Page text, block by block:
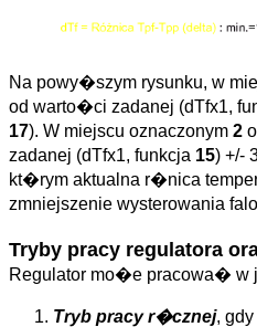
Na powy�szym rysunku, w
od warto�ci zadanej (dTfx1,
17). W miejscu oznaczonym 2
zadanej (dTfx1, funkcja 15) +/-
kt�rym aktualna r�nica
zmniejszenie wysterowania
Tryby pracy regulatora
Regulator mo�e pracowa�
Tryb pracy r�cznej,